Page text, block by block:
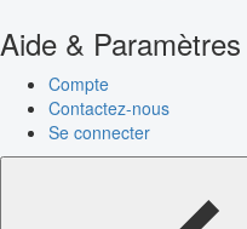
Aide & Paramètres
Compte
Contactez-nous
Se connecter